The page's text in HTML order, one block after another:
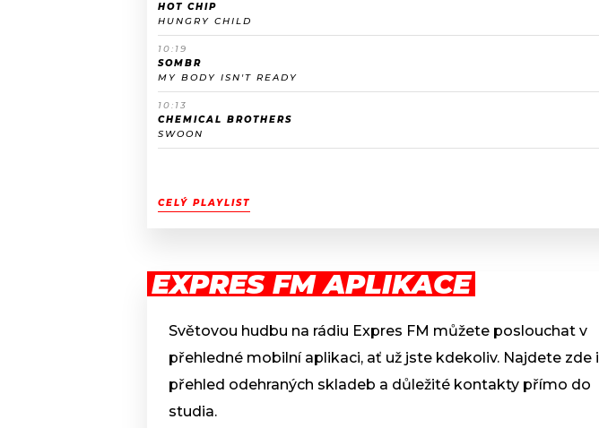
HOT CHIP
HUNGRY CHILD
10:19
SOMBR
MY BODY ISN'T READY
10:13
CHEMICAL BROTHERS
SWOON
CELÝ PLAYLIST
EXPRES FM APLIKACE
Světovou hudbu na rádiu Expres FM můžete poslouchat v
přehledné mobilní aplikaci, ať už jste kdekoliv. Najdete zde i
přehled odehraných skladeb a důležité kontakty přímo do
studia.